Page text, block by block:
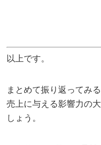
以上です。
まとめて振り返ってみ
売上に与える影響力の
しょう。